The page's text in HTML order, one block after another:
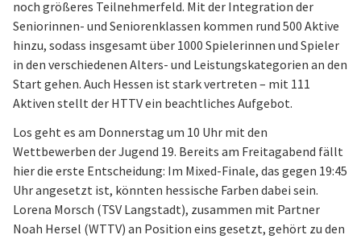
noch größeres Teilnehmerfeld. Mit der Integration der
Seniorinnen- und Seniorenklassen kommen rund 500 Aktive
hinzu, sodass insgesamt über 1000 Spielerinnen und Spieler
in den verschiedenen Alters- und Leistungskategorien an den
Start gehen. Auch Hessen ist stark vertreten – mit 111
Aktiven stellt der HTTV ein beachtliches Aufgebot.
Los geht es am Donnerstag um 10 Uhr mit den
Wettbewerben der Jugend 19. Bereits am Freitagabend fällt
hier die erste Entscheidung: Im Mixed-Finale, das gegen 19:45
Uhr angesetzt ist, könnten hessische Farben dabei sein.
Lorena Morsch (TSV Langstadt), zusammen mit Partner
Noah Hersel (WTTV) an Position eins gesetzt, gehört zu den